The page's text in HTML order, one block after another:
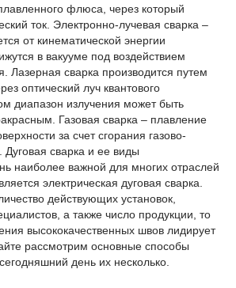
флюса, через который
ток. Электронно-лучевая сварка –
от кинематической энергии
в вакууме под воздействием
Лазерная сварка производится путем
оптический луч квантового
диапазон излучения может быть
Газовая сварка – плавление
за счет сгорания газово-
Дуговая сварка и ее виды
наиболее важной для многих отраслей
электрическая дуговая сварка.
действующих установок,
а также число продукции, то
высококачественных швов лидирует
рассмотрим основные способы
день их несколько.